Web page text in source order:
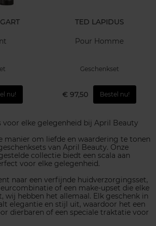
nu!
TED LAPIDUS
Pour Homme
Geschenkset
€ 97,50 Bestel nu!
voor elke gelegenheid bij April Beauty
manier om liefde en waardering te tonen
van April Beauty. Onze
collectie biedt een scala aan
voor elke gelegenheid.
naar een verfijnde huidverzorgingsset,
of een make-upset die elke
wij hebben het allemaal. Elk geschenk in
elegantie en stijl uit, waardoor het een
dierbaren of een speciale traktatie voor